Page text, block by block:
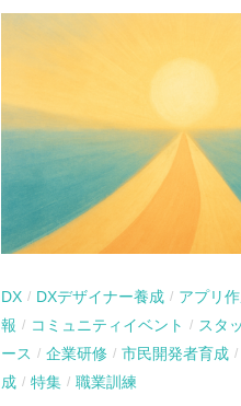
DX / DXデザイナー養成 / アプリ
報 / コミュニティイベント / スタ
ース / 企業研修 / 市民開発者育成 /
成 / 特集 / 職業訓練